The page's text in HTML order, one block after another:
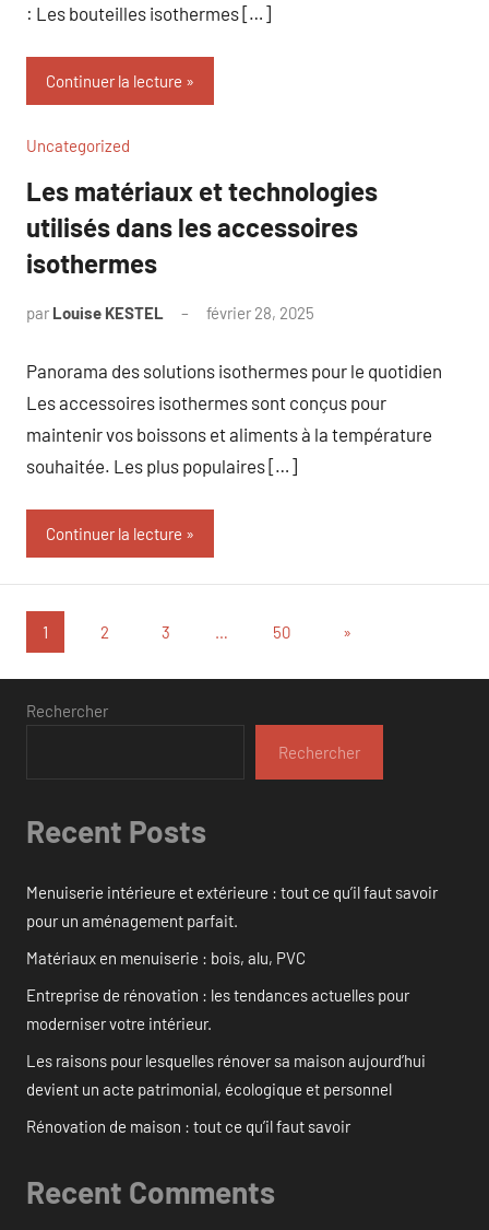
: Les bouteilles isothermes […]
Continuer la lecture
Uncategorized
Les matériaux et technologies
utilisés dans les accessoires
isothermes
par Louise KESTEL février 28, 2025
Panorama des solutions isothermes pour le quotidien
Les accessoires isothermes sont conçus pour
maintenir vos boissons et aliments à la température
souhaitée. Les plus populaires […]
Continuer la lecture
Pagination
des
publications
1 2 3 … 50
Articles
»
Rechercher
Rechercher
Recent Posts
Menuiserie intérieure et extérieure : tout ce qu’il faut savoir
pour un aménagement parfait.
Matériaux en menuiserie : bois, alu, PVC
Entreprise de rénovation : les tendances actuelles pour
moderniser votre intérieur.
Les raisons pour lesquelles rénover sa maison aujourd’hui
devient un acte patrimonial, écologique et personnel
Rénovation de maison : tout ce qu’il faut savoir
Recent Comments